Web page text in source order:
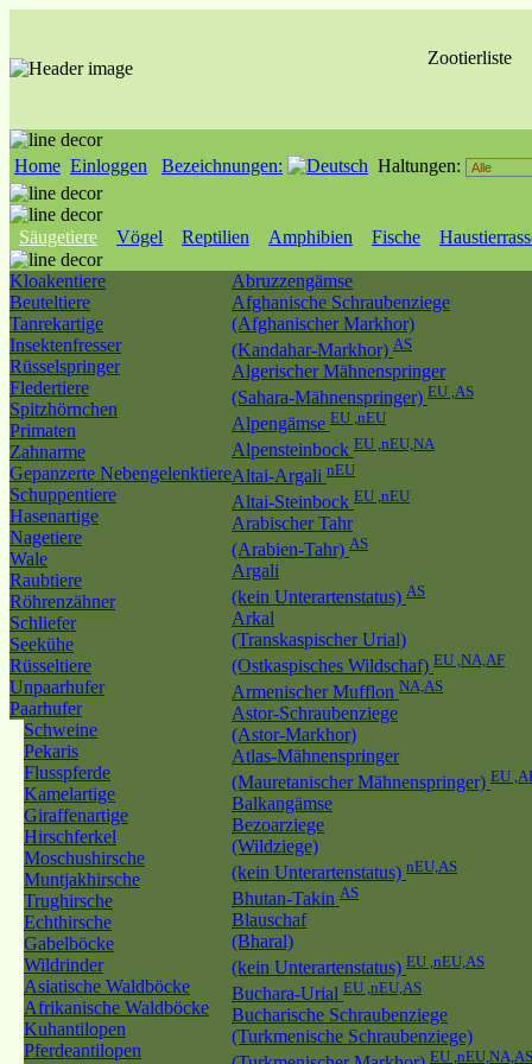
Zootierliste
Home Einloggen Bezeichnungen: Haltungen:
Säugetiere Vögel Reptilien Amphibien Fische
Kloakentiere
Beuteltiere
Tanrekartige
Insektenfresser
Rüsselspringer
Fledertiere
Spitzhörnchen
Primaten
Zahnarme
Gepanzerte Nebengelenktiere
Schuppentiere
Hasenartige
Nagetiere
Wale
Raubtiere
Röhrenzähner
Schliefer
Seekühe
Rüsseltiere
Unpaarhufer
Paarhufer
Schweine
Pekaris
Flusspferde
Kamelartige
Giraffenartige
Hirschferkel
Moschushirsche
Muntjakhirsche
Trughirsche
Echthirsche
Gabelböcke
Wildrinder
Asiatische Waldböcke
Afrikanische Waldböcke
Kuhantilopen
Pferdeantilopen
Abruzzengämse
Afghanische Schraubenziege
(Afghanischer Markhor)
(Kandahar-Markhor) AS
Algerischer Mähnenspringer
(Sahara-Mähnenspringer) EU ,AS
Alpengämse EU ,nEU
Alpensteinbock EU ,nEU,NA
Altai-Argali nEU
Altai-Steinbock EU ,nEU
Arabischer Tahr
(Arabien-Tahr) AS
Argali
(kein Unterartenstatus) AS
Arkal
(Transkaspischer Urial)
(Ostkaspisches Wildschaf) EU ,NA,AF
Armenischer Mufflon NA,AS
Astor-Schraubenziege
(Astor-Markhor)
Atlas-Mähnenspringer
(Mauretanischer Mähnenspringer) EU
Balkangämse
Bezoarziege
(Wildziege)
(kein Unterartenstatus) nEU,AS
Bhutan-Takin AS
Blauschaf
(Bharal)
(kein Unterartenstatus) EU ,nEU,AS
Buchara-Urial EU ,nEU,AS
Bucharische Schraubenziege
(Turkmenische Schraubenziege)
EU ,nEU,NA,AS